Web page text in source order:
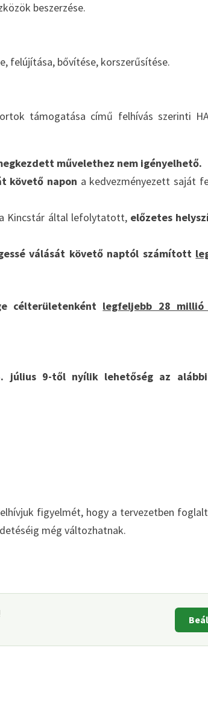
beszerzése.
felújítása, bővítése, korszerűsítése.
támogatása című felhívás szerinti
művelethez nem igényelhető.
követő napon a kedvezményezett saját
Kincstár által lefolytatott, előzetes
válását követő naptól számított
célterületenként legfeljebb 28 millió
július 9-től nyílik lehetőség az
figyelmét, hogy a tervezetben
még változhatnak.